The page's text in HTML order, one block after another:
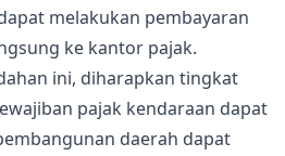
melakukan pembayaran
ke kantor pajak.
ini, diharapkan tingkat
pajak kendaraan dapat
daerah dapat